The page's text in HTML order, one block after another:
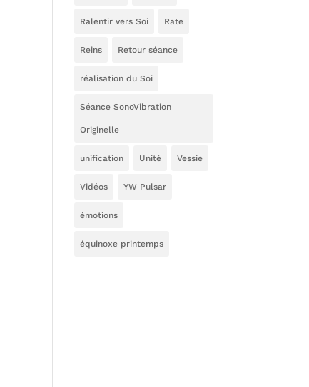
Ralentir vers Soi Rate
Reins Retour séance
réalisation du Soi
Séance SonoVibration
Originelle
unification Unité Vessie
Vidéos YW Pulsar
émotions
équinoxe printemps